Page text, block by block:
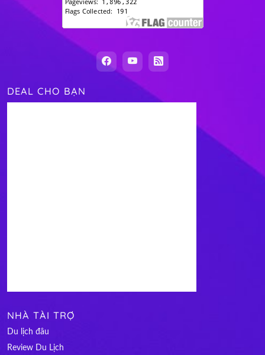
DEAL CHO BẠN
NHÀ TÀI TRỢ
Du lịch đâu
Review Du Lịch